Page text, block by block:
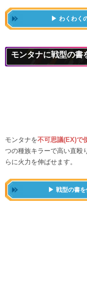
わくわく
モンタナに戦型の書
モンタナを不可思議(EX)で
つの種族キラーで高い直殴
らに火力を伸ばせます。
戦型の書